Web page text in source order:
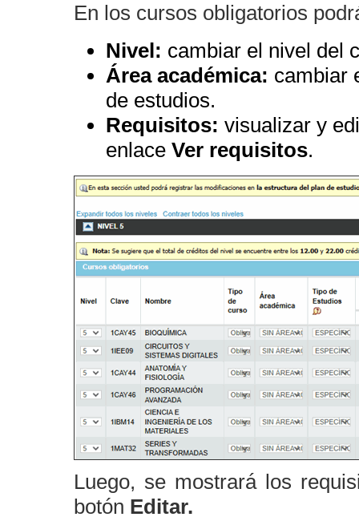
En los cursos obligatorios
Nivel: cambiar el nivel del
Área académica: cambiar
de estudios.
Requisitos: visualizar y
enlace Ver requisitos.
Luego, se mostrará los
botón Editar.